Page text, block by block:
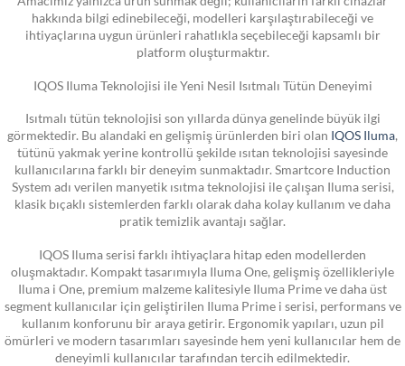
hakkında bilgi edinebileceği, modelleri karşılaştırabileceği ve
ihtiyaçlarına uygun ürünleri rahatlıkla seçebileceği kapsamlı bir
platform oluşturmaktır.
IQOS Iluma Teknolojisi ile Yeni Nesil Isıtmalı Tütün Deneyimi
Isıtmalı tütün teknolojisi son yıllarda dünya genelinde büyük ilgi
görmektedir. Bu alandaki en gelişmiş ürünlerden biri olan IQOS Iluma,
tütünü yakmak yerine kontrollü şekilde ısıtan teknolojisi sayesinde
kullanıcılarına farklı bir deneyim sunmaktadır. Smartcore Induction
System adı verilen manyetik ısıtma teknolojisi ile çalışan Iluma serisi,
klasik bıçaklı sistemlerden farklı olarak daha kolay kullanım ve daha
pratik temizlik avantajı sağlar.
IQOS Iluma serisi farklı ihtiyaçlara hitap eden modellerden
oluşmaktadır. Kompakt tasarımıyla Iluma One, gelişmiş özellikleriyle
Iluma i One, premium malzeme kalitesiyle Iluma Prime ve daha üst
segment kullanıcılar için geliştirilen Iluma Prime i serisi, performans ve
kullanım konforunu bir araya getirir. Ergonomik yapıları, uzun pil
ömürleri ve modern tasarımları sayesinde hem yeni kullanıcılar hem de
deneyimli kullanıcılar tarafından tercih edilmektedir.